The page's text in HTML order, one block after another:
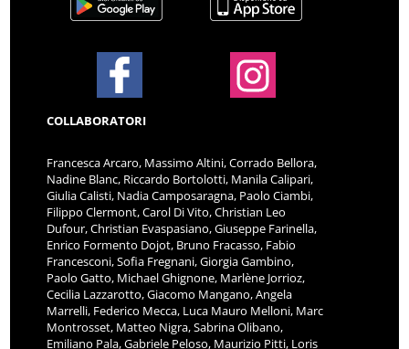
COLLABORATORI
Francesca Arcaro, Massimo Altini, Corrado Bellora,
Nadine Blanc, Riccardo Bortolotti, Manila Calipari,
Giulia Calisti, Nadia Camposaragna, Paolo Ciambi,
Filippo Clermont, Carol Di Vito, Christian Leo
Dufour, Christian Evaspasiano, Giuseppe Farinella,
Enrico Formento Dojot, Bruno Fracasso, Fabio
Francesconi, Sofia Fregnani, Giorgia Gambino,
Paolo Gatto, Michael Ghignone, Marlène Jorrioz,
Cecilia Lazzarotto, Giacomo Mangano, Angela
Marrelli, Federico Mecca, Luca Mauro Melloni, Marc
Montrosset, Matteo Nigra, Sabrina Olibano,
Emiliano Pala, Gabriele Peloso, Maurizio Pitti, Loris